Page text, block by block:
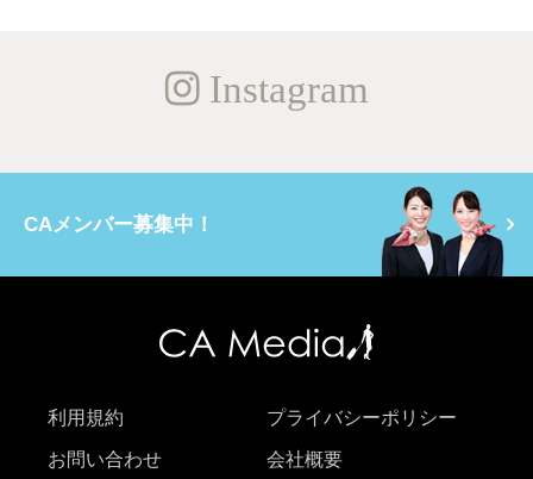
Instagram
CAメンバー募集中！
利用規約 プライバシーポリシー
お問い合わせ 会社概要